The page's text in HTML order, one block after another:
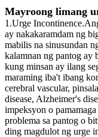
Mayroong limang
1.Urge
ay nakakaramdam ng
mabilis na sinusundan
kalamnan ng pantog ay
kung minsan ay ilang
maraming iba't ibang
cerebral vascular,
disease, Alzheimer's
impeksyon o
problema sa pantog o
ding magdulot ng urge